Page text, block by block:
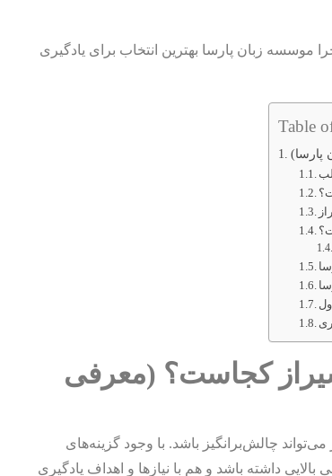
موسسه زبان پارسا بهترین انتخاب برای یادگیری
Table
پارسا)
کجاست؟ (معرفی
چالش‌برانگیز باشد. با وجود گزینه‌های
داشته باشد و هم با نیازها و اهداف یادگیری